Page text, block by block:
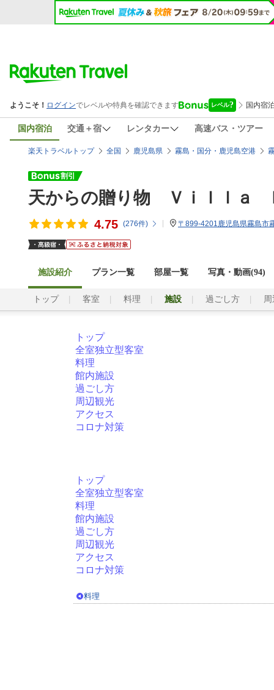
国内宿泊 交通＋宿 レンタカー 高速バス・ツアー
楽天トラベルトップ 全国 鹿児島県 霧島・国分・鹿児島空港
天からの贈り物 Ｖｉｌｌａ
4.75 (276件) 〒899-4201鹿児島県霧島市
施設紹介 プラン一覧 部屋一覧 写真・動画(94)
トップ 客室 料理 施設 過ごし方
トップ
全室独立型客室
料理
館内施設
過ごし方
周辺観光
アクセス
コロナ対策
トップ
全室独立型客室
料理
館内施設
過ごし方
周辺観光
アクセス
コロナ対策
料理